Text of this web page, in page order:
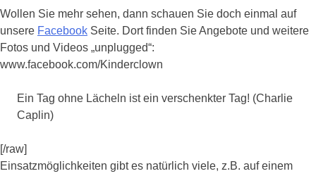
Wollen Sie mehr sehen, dann schauen Sie doch einmal auf
unsere Facebook Seite. Dort finden Sie Angebote und weitere
Fotos und Videos „unplugged“:
www.facebook.com/Kinderclown
Ein Tag ohne Lächeln ist ein verschenkter Tag! (Charlie
Caplin)
[/raw]
Einsatzmöglichkeiten gibt es natürlich viele, z.B. auf einem